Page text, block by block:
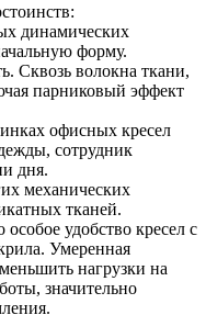
динамических
форму.
Сквозь волокна ткани,
парниковый эффект
офисных кресел
сотрудник
дня.
механических
тканей.
удобство кресел с
Умеренная
нагрузки на
значительно